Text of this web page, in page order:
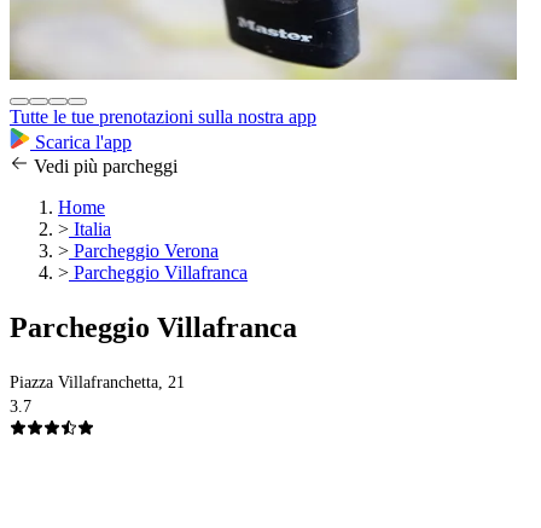
Tutte le tue prenotazioni sulla nostra app
Scarica l'app
Vedi più parcheggi
Home
> Italia
> Parcheggio Verona
> Parcheggio Villafranca
Parcheggio Villafranca
Piazza Villafranchetta, 21
3.7